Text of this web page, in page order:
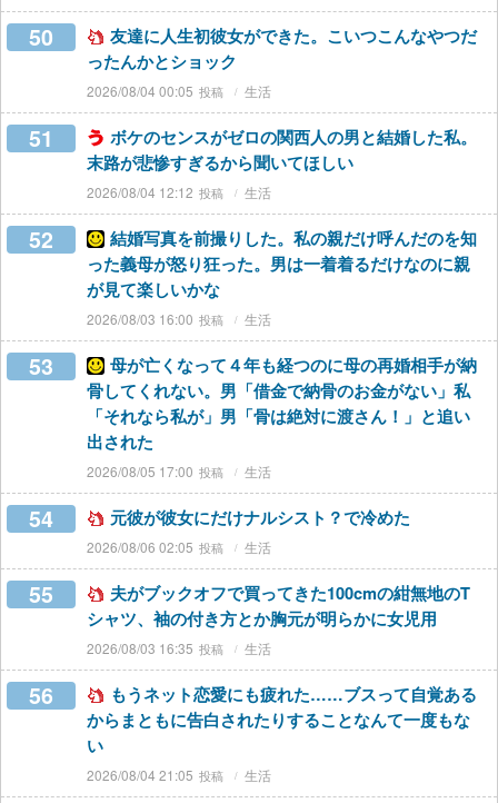
50
友達に人生初彼女ができた。こいつこんなやつだ
ったんかとショック
2026/08/04 00:05 生活
51
ボケのセンスがゼロの関西人の男と結婚した私。
末路が悲惨すぎるから聞いてほしい
2026/08/04 12:12 生活
52
結婚写真を前撮りした。私の親だけ呼んだのを知
った義母が怒り狂った。男は一着着るだけなのに親
が見て楽しいかな
2026/08/03 16:00 生活
53
母が亡くなって４年も経つのに母の再婚相手が納
骨してくれない。男「借金で納骨のお金がない」私
「それなら私が」男「骨は絶対に渡さん！」と追い
出された
2026/08/05 17:00 生活
54 元彼が彼女にだけナルシスト？で冷めた
2026/08/06 02:05 生活
55
夫がブックオフで買ってきた100cmの紺無地のT
シャツ、袖の付き方とか胸元が明らかに女児用
2026/08/03 16:35 生活
56
もうネット恋愛にも疲れた……ブスって自覚ある
からまともに告白されたりすることなんて一度もな
い
2026/08/04 21:05 生活